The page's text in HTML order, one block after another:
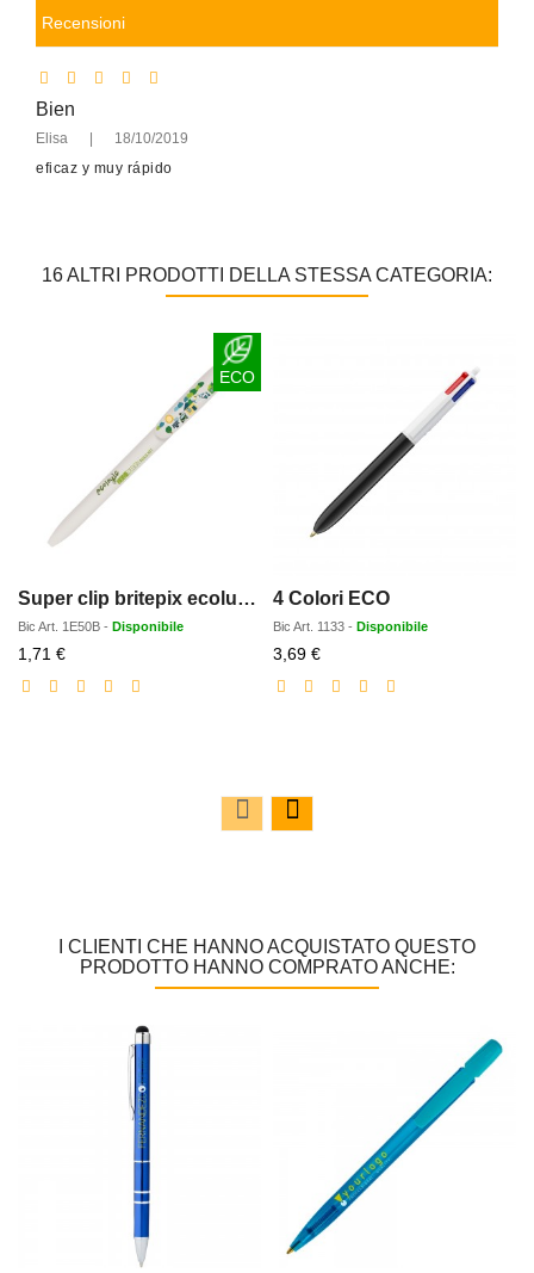
Recensioni
Bien
Elisa
18/10/2019
eficaz y muy rápido
16 ALTRI PRODOTTI DELLA STESSA CATEGORIA:
ECO
Super clip britepix ecolutions
Bic Art. 1E50B - Disponibile
1,71 €Prezzo
scontato
4 Colori ECO
Bic Art. 1133 - Disponibile
3,69 €Prezzo
scontato
I CLIENTI CHE HANNO ACQUISTATO QUESTO
PRODOTTO HANNO COMPRATO ANCHE: